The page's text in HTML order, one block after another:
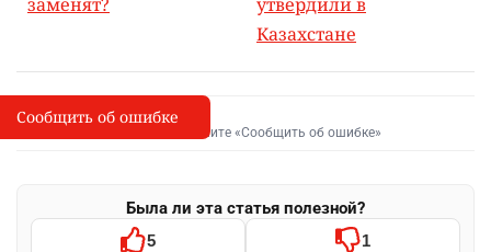
Казахстане
I
Сообщить об опечатке
Выделите фрагмент и нажмите «Сообщить об ошибке»
Была ли эта статья полезной?
5 1
Сообщить об ошибке